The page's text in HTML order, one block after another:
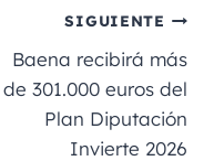
p
a
rt
ir
SIGUIENTE
Baena recibirá más
de 301.000 euros del
Plan Diputación
Invierte 2026